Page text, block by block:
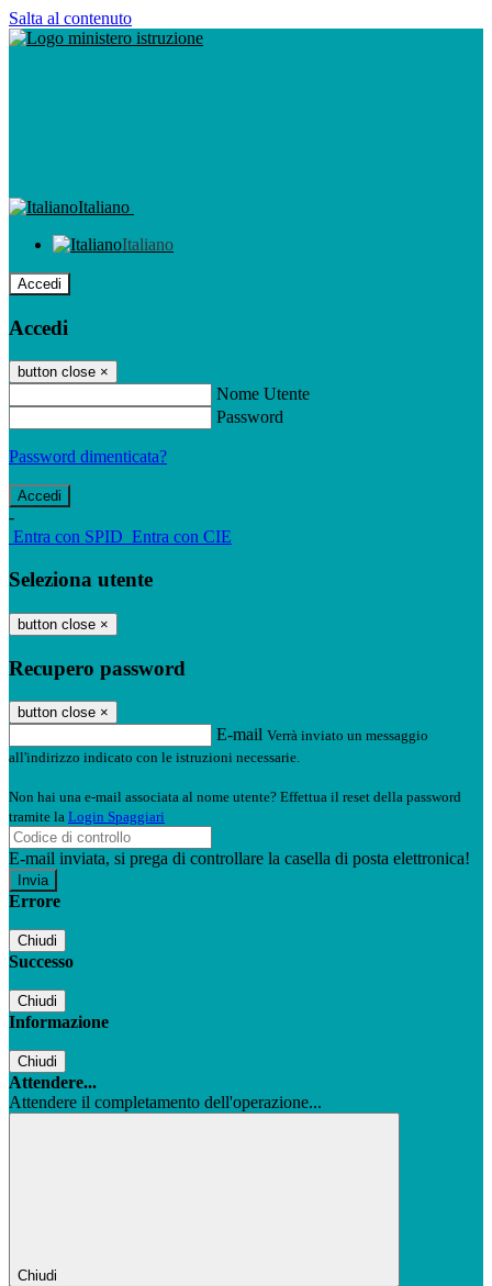
Salta al contenuto
Italiano
Italiano
Accedi
Accedi
button close ×
Nome Utente
Password
Password dimenticata?
-
Entra con SPID Entra con CIE
Seleziona utente
button close ×
Recupero password
button close ×
E-mail Verrà inviato un messaggio
all'indirizzo indicato con le istruzioni necessarie.
Non hai una e-mail associata al nome utente? Effettua il reset della password
tramite la Login Spaggiari
E-mail inviata, si prega di controllare la casella di posta elettronica!
Errore
Chiudi
Successo
Chiudi
Informazione
Chiudi
Attendere...
Attendere il completamento dell'operazione...
Chiudi